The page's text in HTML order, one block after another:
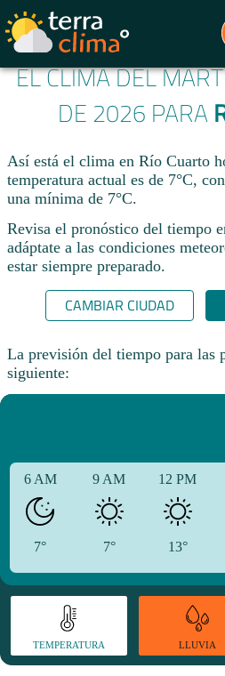
EL CLIMA DEL
DE 2026 PARA
Así está el clima en Río Cuarto
temperatura actual es de 7°C,
una mínima de 7°C.
Revisa el pronóstico del tiempo
adáptate a las condiciones
estar siempre preparado.​
CAMBIAR CIUDAD
La previsión del tiempo para las
siguiente:
6 AM
7°
9 AM
7°
12 PM
13°
TEMPERATURA LLUVIA